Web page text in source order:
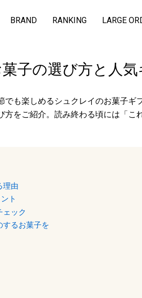
BRAND RANKING LARGE
子の選び方と人気
でも楽しめるシュクレイのお菓子
をご紹介。読み終わる頃には「こ
理由
ト
ェック
するお菓子を